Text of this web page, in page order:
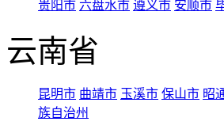
贵阳市 六盘水市 遵义市 安顺市
云南省
昆明市 曲靖市 玉溪市 保山市 昭
族自治州